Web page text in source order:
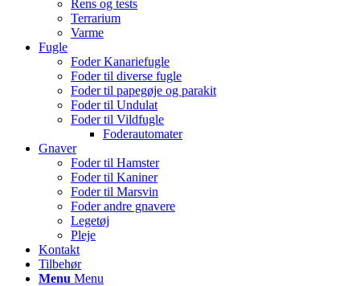
Rens og tests
Terrarium
Varme
Fugle
Foder Kanariefugle
Foder til diverse fugle
Foder til papegøje og parakit
Foder til Undulat
Foder til Vildfugle
Foderautomater
Gnaver
Foder til Hamster
Foder til Kaniner
Foder til Marsvin
Foder andre gnavere
Legetøj
Pleje
Kontakt
Tilbehør
Menu Menu